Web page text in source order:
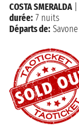
COSTA SMERALDA|
durée: 7 nuits
Départs de: Savone